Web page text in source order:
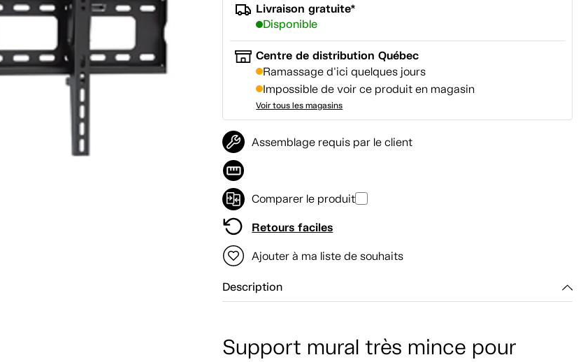
Livraison gratuite*
Disponible
Centre de distribution Québec
Ramassage d'ici quelques jours
Impossible de voir ce produit en magasin
Voir tous les magasins
Assemblage requis par le client
Comparer le produit
Retours faciles
Ajouter à ma liste de souhaits
Description
Support mural très mince pour